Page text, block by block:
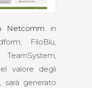
Netcomm in
FiloBlu,
valore degli
sarà generato